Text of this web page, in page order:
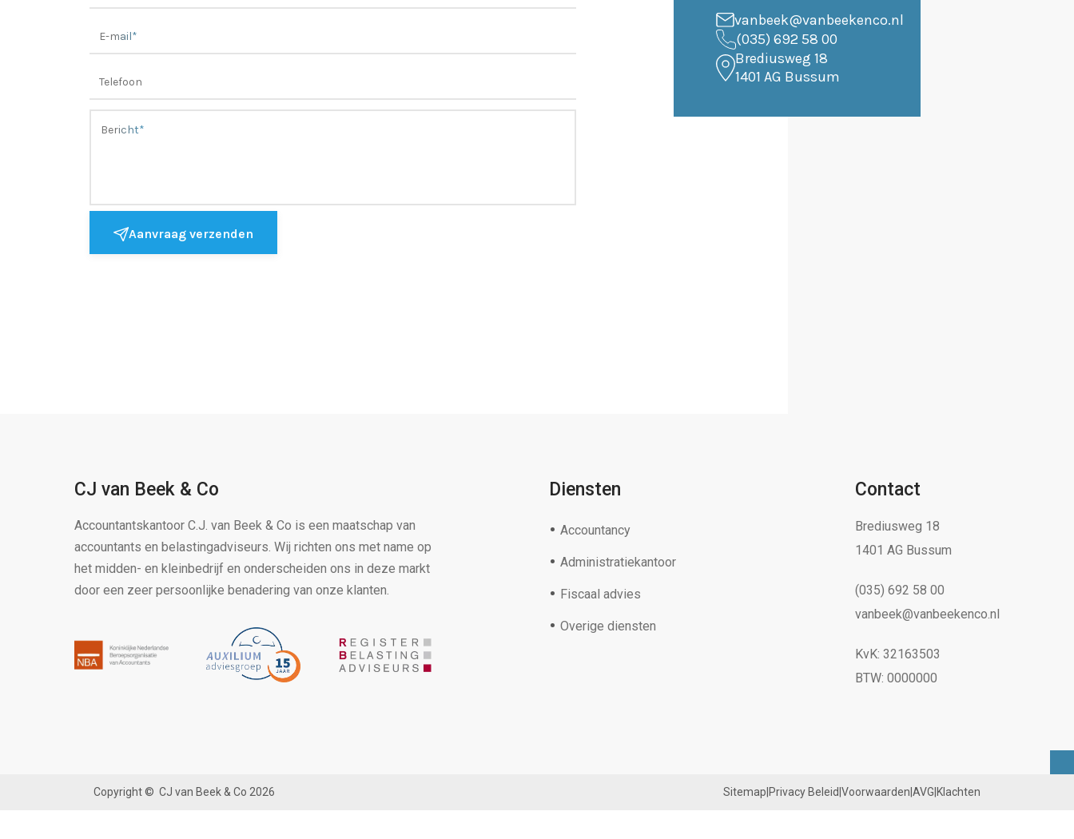
Aanvraag verzenden
vanbeek@vanbeekenco.nl
(035) 692 58 00
Brediusweg 18
1401 AG Bussum
CJ van Beek & Co
Accountantskantoor C.J. van Beek & Co is een maatschap van
accountants en belastingadviseurs. Wij richten ons met name op
het midden- en kleinbedrijf en onderscheiden ons in deze markt
door een zeer persoonlijke benadering van onze klanten.
Diensten
Accountancy
Administratiekantoor
Fiscaal advies
Overige diensten
Contact
Brediusweg 18
1401 AG Bussum
(035) 692 58 00
vanbeek@vanbeekenco.nl
KvK: 32163503
BTW: 0000000
Copyright © CJ van Beek & Co 2026 Sitemap Privacy Beleid Voorwaarden AVG Klachten